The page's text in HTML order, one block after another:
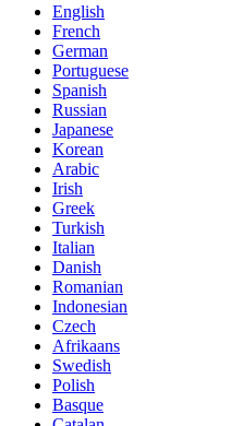
English
French
German
Portuguese
Spanish
Russian
Japanese
Korean
Arabic
Irish
Greek
Turkish
Italian
Danish
Romanian
Indonesian
Czech
Afrikaans
Swedish
Polish
Basque